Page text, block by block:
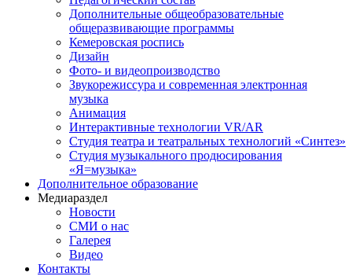
Дополнительные общеобразовательные
общеразвивающие программы
Кемеровская роспись
Дизайн
Фото- и видеопроизводство
Звукорежиссура и современная электронная
музыка
Анимация
Интерактивные технологии VR/AR
Студия театра и театральных технологий «Синтез»
Студия музыкального продюсирования
«Я=музыка»
Дополнительное образование
Медиараздел
Новости
СМИ о нас
Галерея
Видео
Контакты